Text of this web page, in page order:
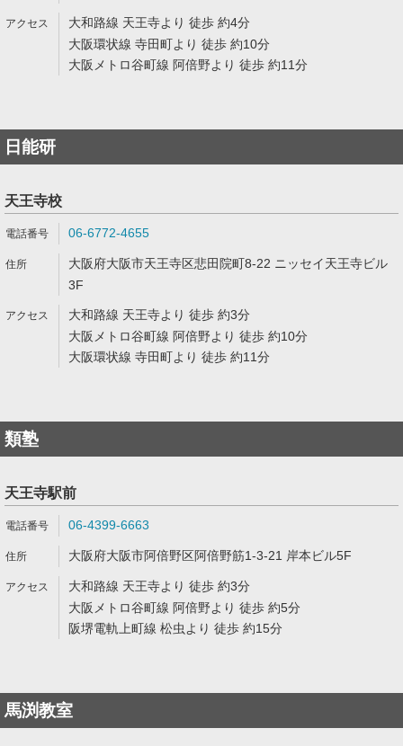
大和路線 天王寺より 徒歩 約4分
大阪環状線 寺田町より 徒歩 約10分
大阪メトロ谷町線 阿倍野より 徒歩 約11分
日能研
天王寺校
06-6772-4655
大阪府大阪市天王寺区悲田院町8-22 ニッセイ天王寺ビル
3F
大和路線 天王寺より 徒歩 約3分
大阪メトロ谷町線 阿倍野より 徒歩 約10分
大阪環状線 寺田町より 徒歩 約11分
類塾
天王寺駅前
06-4399-6663
大阪府大阪市阿倍野区阿倍野筋1-3-21 岸本ビル5F
大和路線 天王寺より 徒歩 約3分
大阪メトロ谷町線 阿倍野より 徒歩 約5分
阪堺電軌上町線 松虫より 徒歩 約15分
馬渕教室